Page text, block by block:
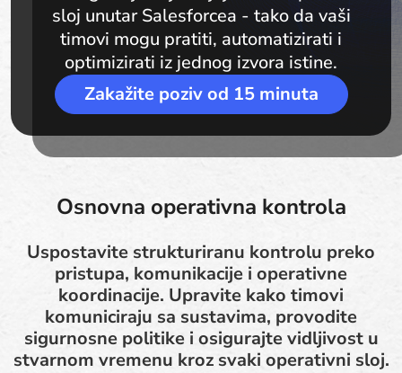
sloj unutar Salesforcea - tako da vaši
timovi mogu pratiti, automatizirati i
optimizirati iz jednog izvora istine.
Zakažite poziv od 15 minuta
Osnovna operativna kontrola
Uspostavite strukturiranu kontrolu preko
pristupa, komunikacije i operativne
koordinacije. Upravite kako timovi
komuniciraju sa sustavima, provodite
sigurnosne politike i osigurajte vidljivost u
stvarnom vremenu kroz svaki operativni sloj.